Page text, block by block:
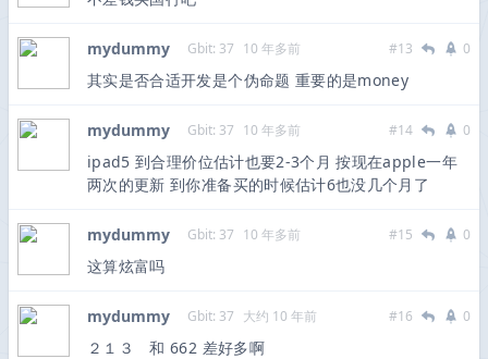
mydummy Gbit: 37 10 年多前 #13 0
其实是否合适开发是个伪命题 重要的是money
mydummy Gbit: 37 10 年多前 #14 0
ipad5 到合理价位估计也要2-3个月 按现在apple一年
两次的更新 到你准备买的时候估计6也没几个月了
mydummy Gbit: 37 10 年多前 #15 0
这算炫富吗
mydummy Gbit: 37 大约 10 年前 #16 0
２１３ 和 662 差好多啊